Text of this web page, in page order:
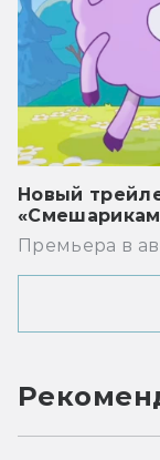
Новый
Премьера в